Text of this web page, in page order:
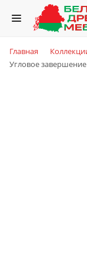
Главная
Угловое